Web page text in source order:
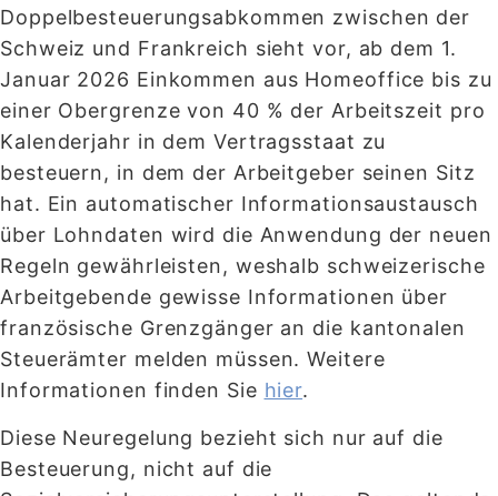
Doppelbesteuerungsabkommen zwischen der
Schweiz und Frankreich sieht vor, ab dem 1.
Januar 2026 Einkommen aus Homeoffice bis zu
einer Obergrenze von 40 % der Arbeitszeit pro
Kalenderjahr in dem Vertragsstaat zu
besteuern, in dem der Arbeitgeber seinen Sitz
hat. Ein automatischer Informationsaustausch
über Lohndaten wird die Anwendung der neuen
Regeln gewährleisten, weshalb schweizerische
Arbeitgebende gewisse Informationen über
französische Grenzgänger an die kantonalen
Steuerämter melden müssen. Weitere
Informationen finden Sie hier.
Diese Neuregelung bezieht sich nur auf die
Besteuerung, nicht auf die